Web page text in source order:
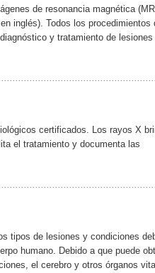
de resonancia magnética
inglés). Todos los procedimientos
y tratamiento de
certificados. Los rayos X
el tratamiento y documenta las
tipos de lesiones y condiciones
humano. Debido a que puede
el cerebro y otros órganos